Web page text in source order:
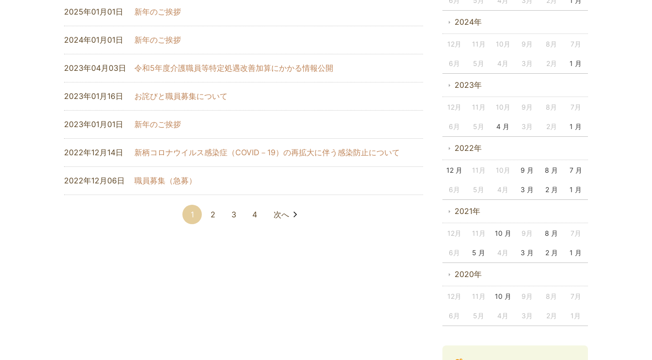
新年のご挨拶
2025年01月01日
新年のご挨拶
2024年01月01日
令和5年度介護職員等特定処遇改善加算にかかる情報公開
2023年04月03日
お詫びと職員募集について
2023年01月16日
新年のご挨拶
2023年01月01日
新柄コロナウイルス感染症（COVID－19）の再拡大に伴う感染防止について
2022年12月14日
職員募集（急募）
2022年12月06日
1 2 3 4 次へ
2024年
12月 11月 10月 9月 8月 7月
6月 5月 4月 3月 2月 1 月
2023年
12月 11月 10月 9月 8月 7月
6月 5月 4 月 3月 2月 1 月
2022年
12 月 11月 10月 9 月 8 月 7 月
6月 5月 4月 3 月 2 月 1 月
2021年
12月 11月 10 月 9月 8 月 7月
6月 5 月 4月 3 月 2 月 1 月
2020年
12月 11月 10 月 9月 8月 7月
6月 5月 4月 3月 2月 1月